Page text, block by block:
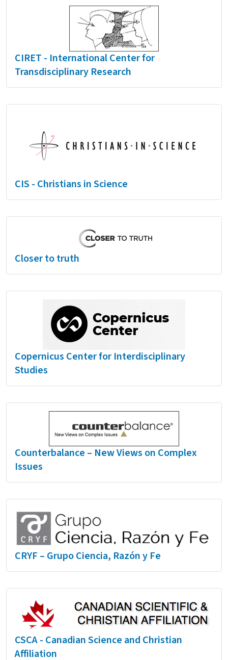
CIRET - International Center for
Transdisciplinary Research
CIS - Christians in Science
Closer to truth
Copernicus Center for Interdisciplinary
Studies
Counterbalance – New Views on Complex
Issues
CRYF – Grupo Ciencia, Razón y Fe
CSCA - Canadian Science and Christian
Affiliation